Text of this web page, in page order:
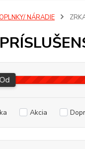
NÁRADIE
Od
Akcia